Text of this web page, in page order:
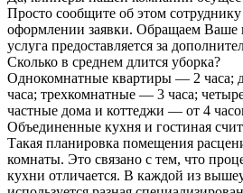
Просто сообщите об этом
оформлении заявки. Обращаем Ваше
услуга предоставляется за
Сколько в среднем длится уборка?
Однокомнатные квартиры — 2 часа;
часа; трехкомнатные — 3 часа;
частные дома и коттеджи — от 4
Объединенные кухня и гостиная
Такая планировка помещения
комнаты. Это связано с тем, что
кухни отличается. В каждой из